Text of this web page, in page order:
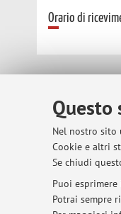
Nel nostro sito
Cookie e altri
Se chiudi
Puoi
Potrai sempre
Orario di